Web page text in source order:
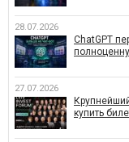
28.07.2026
ChatGPT
27.07.2026
купить